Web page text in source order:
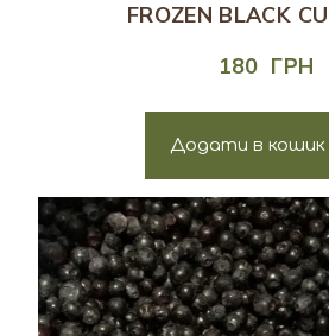
FROZEN BLACK
180  ГРН
Додати в кошик